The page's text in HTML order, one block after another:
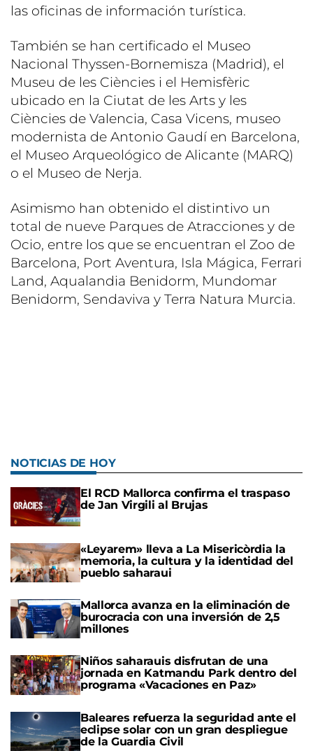
las oficinas de información turística.
También se han certificado el Museo
Nacional Thyssen-Bornemisza (Madrid), el
Museu de les Ciències i el Hemisfèric
ubicado en la Ciutat de les Arts y les
Ciències de Valencia, Casa Vicens, museo
modernista de Antonio Gaudí en Barcelona,
el Museo Arqueológico de Alicante (MARQ)
o el Museo de Nerja.
Asimismo han obtenido el distintivo un
total de nueve Parques de Atracciones y de
Ocio, entre los que se encuentran el Zoo de
Barcelona, Port Aventura, Isla Mágica, Ferrari
Land, Aqualandia Benidorm, Mundomar
Benidorm, Sendaviva y Terra Natura Murcia.
NOTICIAS DE HOY
El RCD Mallorca confirma el traspaso
de Jan Virgili al Brujas
«Leyarem» lleva a La Misericòrdia la
memoria, la cultura y la identidad del
pueblo saharaui
Mallorca avanza en la eliminación de
burocracia con una inversión de 2,5
millones
Niños saharauis disfrutan de una
jornada en Katmandu Park dentro del
programa «Vacaciones en Paz»
Baleares refuerza la seguridad ante el
eclipse solar con un gran despliegue
de la Guardia Civil